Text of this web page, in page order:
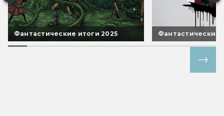
Фантастические итоги 2025 Фантастические